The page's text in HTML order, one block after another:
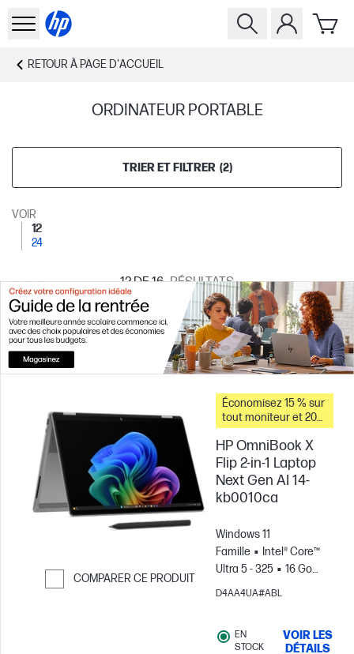
RETOUR À PAGE D'ACCUEIL
ORDINATEUR PORTABLE
TRIER ET FILTRER (2)
VOIR
12
24
12DE 16 RÉSULTATS
COMPARER CE PRODUIT
Économisez 15 % sur
tout moniteur et 20
% sur les accessoires
pour PC lorsque vous
achetez ce PC.
HP OmniBook X
Flip 2-in-1 Laptop
Next Gen AI 14-
kb0010ca
Windows 11
Famille
Intel® Core™
Ultra 5 - 325
16 Go
RAM
512 Go Disque
Temps de
D4AA4UA#ABL
EN
STOCK
VOIR LES
DÉTAILS